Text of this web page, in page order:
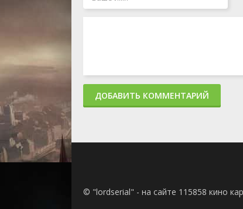
ДОБАВИТЬ КОММЕНТАРИЙ
© "lordserial" - на сайте 115858 кино